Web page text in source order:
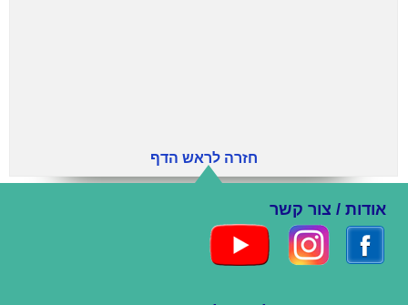
חזרה לראש הדף
אודות / צור קשר